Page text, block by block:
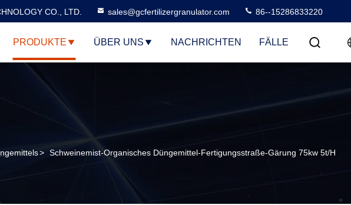
CO., LTD. sales@gcfertilizergranulator.com 86--15286833220
PRODUKTE ÜBER UNS NACHRICHTEN FÄLLE
> Schweinemist-Organisches Düngemittel-Fertigungsstraße-Gärung 75kw 5t/H